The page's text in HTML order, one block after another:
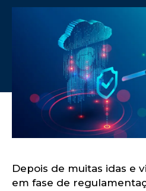
Depois de muitas idas e
em fase de